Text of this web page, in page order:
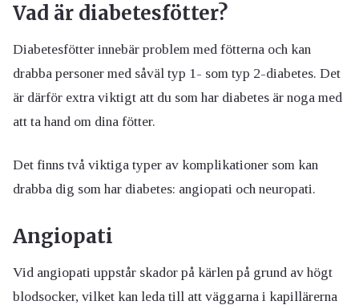
Vad är diabetesfötter?
Diabetesfötter innebär problem med fötterna och kan
drabba personer med såväl typ 1- som typ 2-diabetes. Det
är därför extra viktigt att du som har diabetes är noga med
att ta hand om dina fötter.
Det finns två viktiga typer av komplikationer som kan
drabba dig som har diabetes: angiopati och neuropati.
Angiopati
Vid angiopati uppstår skador på kärlen på grund av högt
blodsocker, vilket kan leda till att väggarna i kapillärerna